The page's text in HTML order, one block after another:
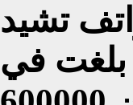
تشيد
بلغت في